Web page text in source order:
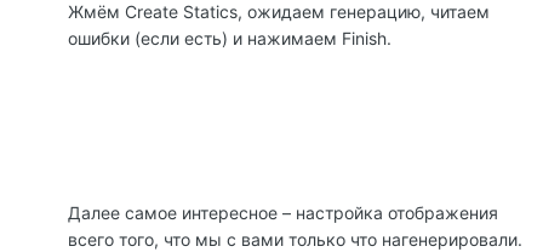
Жмём Create Statics, ожидаем генерацию, читаем
ошибки (если есть) и нажимаем Finish.
Далее самое интересное – настройка отображения
всего того, что мы с вами только что нагенерировали.